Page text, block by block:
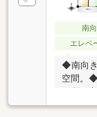
南
エレベ
◆南向き
空間。◆
便利な
毎日の